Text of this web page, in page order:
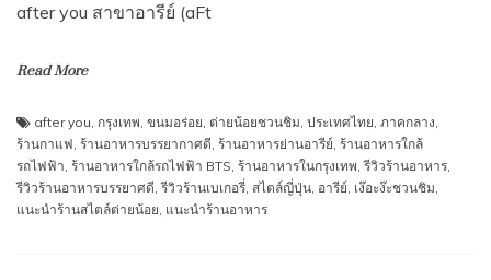
after you สาขาอารีย์ (aFt
Read More
after you, กรุงเทพ, ขนมอร่อย, ต่ายน้อยชวนชิม, ประเทศไทย, ภาคกลาง,
ร้านกาแฟ, ร้านอาหารบรรยากาศดี, ร้านอาหารย่านอารีย์, ร้านอาหารใกล้
รถไฟฟ้า, ร้านอาหารใกล้รถไฟฟ้า BTS, ร้านอาหารในกรุงเทพ,รีวิวร้านอาหาร,
รีวิวร้านอาหารบรรยาศดี,รีวิวร้านเบเกอรี่, สไตล์ญี่ปุ่น, อารีย์, เง๊อะง๊ะชวนชิม,
แนะนำร้านสไตล์ต่ายน้อย, แนะนำร้านอาหาร